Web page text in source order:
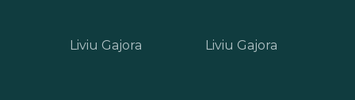
Liviu Gajora Liviu Gajora